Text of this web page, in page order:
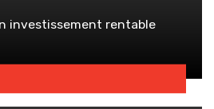
investissement rentable